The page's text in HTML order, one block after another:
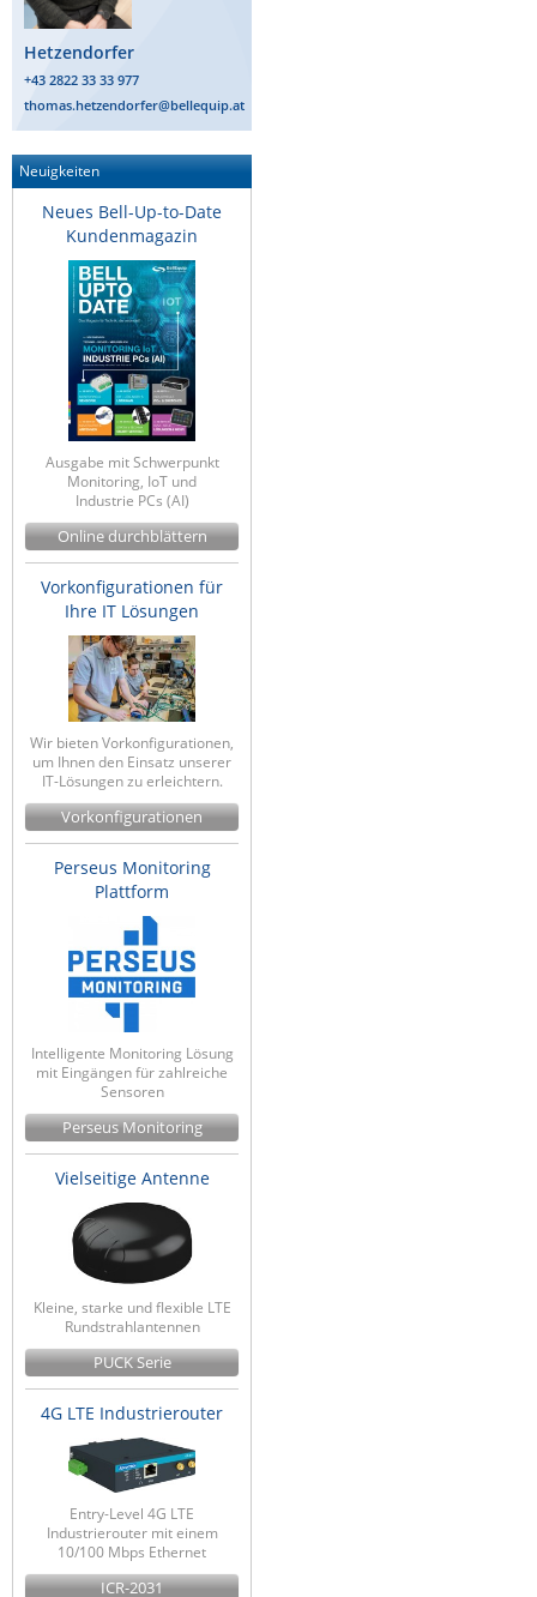
ZPE Systems
News zu unseren Herstellern
Hetzendorfer
+43 2822 33 33 977
thomas.hetzendorfer@bellequip.at
Neuigkeiten
Neues Bell-Up-to-Date
Kundenmagazin
Ausgabe mit Schwerpunkt
Monitoring, IoT und
Industrie PCs (AI)
Online durchblättern
Vorkonfigurationen für
Ihre IT Lösungen
Wir bieten Vorkonfigurationen,
um Ihnen den Einsatz unserer
IT-Lösungen zu erleichtern.
Vorkonfigurationen
Perseus Monitoring
Plattform
Intelligente Monitoring Lösung
mit Eingängen für zahlreiche
Sensoren
Perseus Monitoring
Vielseitige Antenne
Kleine, starke und flexible LTE
Rundstrahlantennen
PUCK Serie
4G LTE Industrierouter
Entry-Level 4G LTE
Industrierouter mit einem
10/100 Mbps Ethernet
ICR-2031